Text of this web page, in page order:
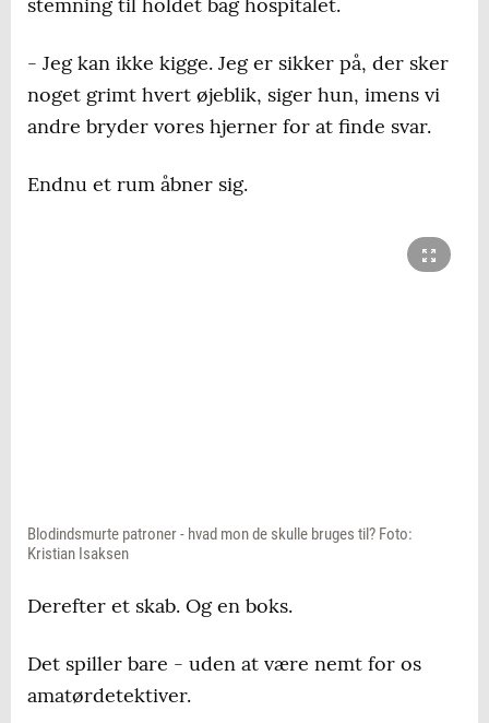
- Jeg kan ikke kigge. Jeg er sikker på, der sker
noget grimt hvert øjeblik, siger hun, imens vi
andre bryder vores hjerner for at finde svar.
Endnu et rum åbner sig.
Blodindsmurte patroner - hvad mon de skulle bruges til? Foto:
Kristian Isaksen
Derefter et skab. Og en boks.
Det spiller bare - uden at være nemt for os
amatørdetektiver.